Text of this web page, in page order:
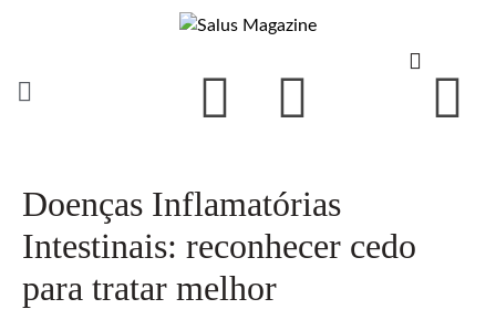
Doenças Inflamatórias
Intestinais: reconhecer cedo
para tratar melhor